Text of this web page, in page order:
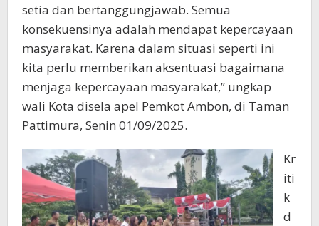
setia dan bertanggungjawab. Semua
konsekuensinya adalah mendapat kepercayaan
masyarakat. Karena dalam situasi seperti ini
kita perlu memberikan aksentuasi bagaimana
menjaga kepercayaan masyarakat,” ungkap
wali Kota disela apel Pemkot Ambon, di Taman
Pattimura, Senin 01/09/2025.
Kr
iti
k
d